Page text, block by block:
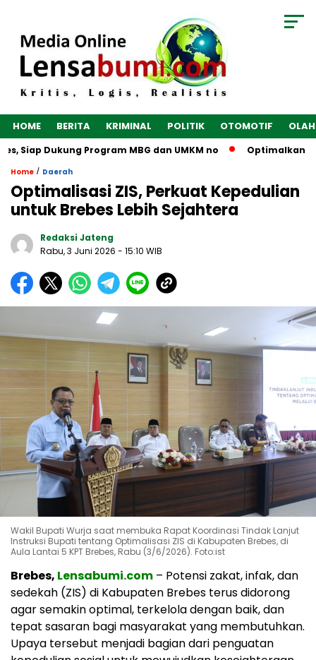
HOME BERITA KRIMINAL POLITIK OTOMOTIF
Dukung Program MBG dan UMKM no Optimalkan
Home / Daerah
Optimalisasi ZIS, Perkuat Kepedulian
untuk Brebes Lebih Sejahtera
Redaksi Jateng
Rabu, 3 Juni 2026 - 15:10 WIB
Wakil Bupati Wurja saat membuka Rapat Koordinasi Tindak Lanjut
Instruksi Bupati tentang Optimalisasi ZIS di Kabupaten Brebes, di
Aula Lantai 5 KPT Brebes, Rabu (3/6/2026). Foto:ist
Brebes, Lensabumi.com – Potensi zakat, infak, dan
sedekah (ZIS) di Kabupaten Brebes terus didorong
agar semakin optimal, terkelola dengan baik, dan
tepat sasaran bagi masyarakat yang membutuhkan.
Upaya tersebut menjadi bagian dari penguatan